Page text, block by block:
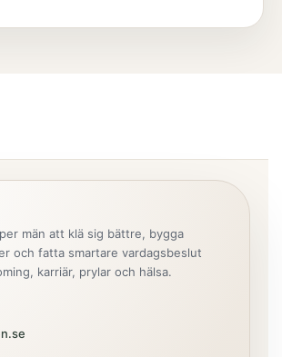
män att klä sig bättre, bygga
och fatta smartare vardagsbeslut
karriär, prylar och hälsa.